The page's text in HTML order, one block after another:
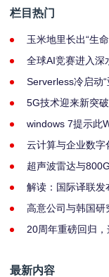
栏目热门
玉米地里长出“生
全球AI竞赛进入深
Serverless冷启动
5G技术迎来新突
windows 7提示此
云计算与企业数字
超声波雷达与
解读：国际译联发
高意公司与韩国研
20周年重磅回归
最新内容